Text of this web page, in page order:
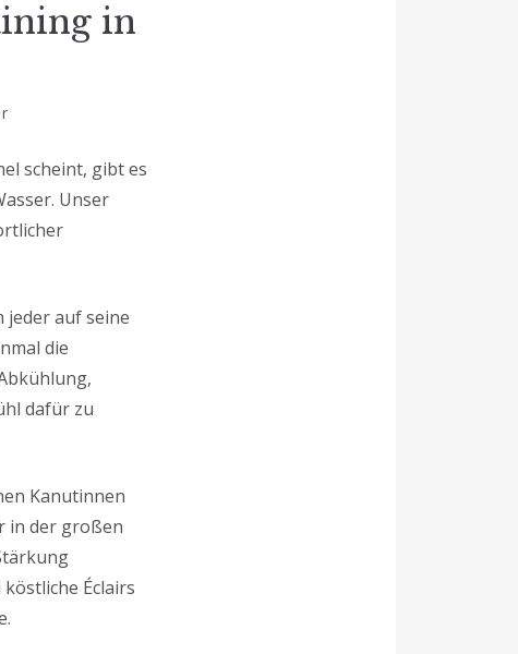
in
scheint, gibt es
Unser
auf seine
die
dafür zu
Kanutinnen
in der großen
Éclairs